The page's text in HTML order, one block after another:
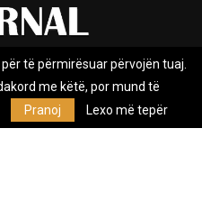
Marketing
Kontakt
Policy
e pavarur, e themeluar në vitin
të përmirësuar përvojën tuaj.
me këtë, por mund të
Pranoj Lexo më tepër